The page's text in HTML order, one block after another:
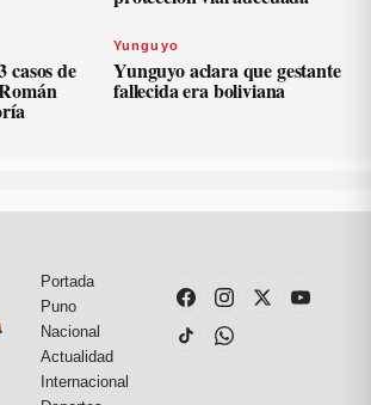
casos de
Yunguyo
Yunguyo aclara que gestante
fallecida era boliviana
Portada
Puno
Nacional
Actualidad
Internacional